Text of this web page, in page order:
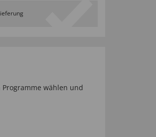
wählen und